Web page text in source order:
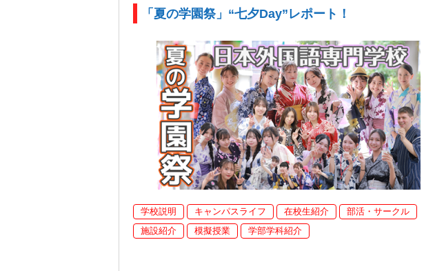
「夏の学園祭」“七夕Day”レポート！
学校説明 キャンパスライフ 在校生紹介
部活・サークル
施設紹介
模擬授業 学部学科紹介